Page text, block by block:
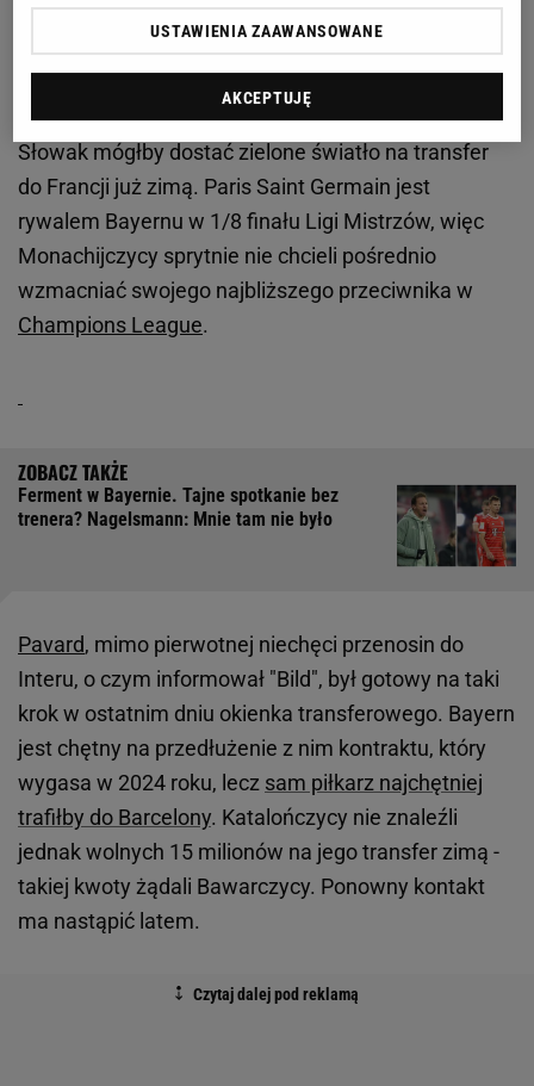
transferowe, ponieważ po słowie zPSGjest już
Milan Skriniar, któremu latem wygasa kontrakt z
Pavarda na Giuseppe Meazza spowodowałoby, że
Słowak mógłby dostać zielone światło na transfer
do Francji już zimą. Paris Saint Germain jest
rywalem Bayernu w 1/8 finału Ligi Mistrzów, więc
Monachijczycy sprytnie nie chcieli pośrednio
wzmacniać swojego najbliższego przeciwnika w
Champions League.
Ferment w Bayernie. Tajne spotkanie bez
trenera? Nagelsmann: Mnie tam nie było
Pavard, mimo pierwotnej niechęci przenosin do
Interu, o czym informował "Bild", był gotowy na taki
krok w ostatnim dniu okienka transferowego. Bayern
jest chętny na przedłużenie z nim kontraktu, który
wygasa w 2024 roku, lecz sam piłkarz najchętniej
trafiłby do Barcelony. Katalończycy nie znaleźli
jednak wolnych 15 milionów na jego transfer zimą -
takiej kwoty żądali Bawarczycy. Ponowny kontakt
ma nastąpić latem.
USTAWIENIA ZAAWANSOWANE
AKCEPTUJĘ